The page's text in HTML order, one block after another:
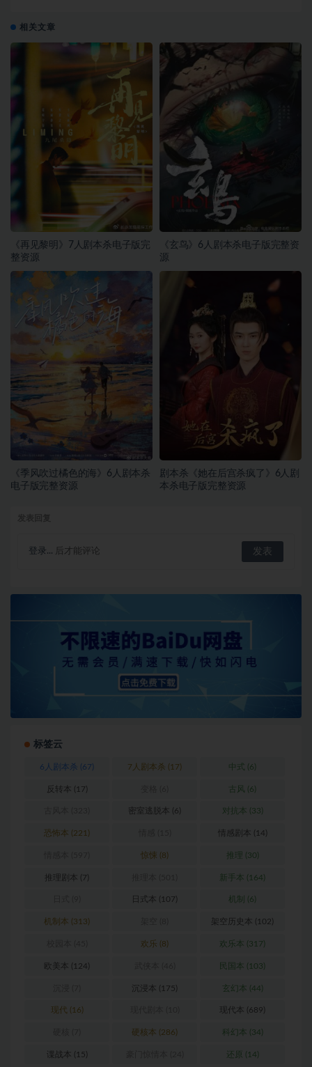
相关文章
《再见黎明》7人剧本杀电子版完
整资源
《玄鸟》6人剧本杀电子版完整资
源
《季风吹过橘色的海》6人剧本杀
电子版完整资源
剧本杀《她在后宫杀疯了》6人剧
本杀电子版完整资源
登录... 后才能评论
标签云
6人剧本杀 (67) 7人剧本杀 (17) 中式 (6)
反转本 (17) 古风 (6)
密室逃脱本 (6) 对抗本 (33)
恐怖本 (221) 情感剧本 (14)
惊悚 (8) 推理 (30)
推理剧本 (7) 新手本 (164)
日式本 (107) 机制 (6)
机制本 (313) 架空历史本 (102)
欢乐 (8) 欢乐本 (317)
欧美本 (124) 民国本 (103)
沉浸本 (175) 玄幻本 (44)
现代 (16) 现代本 (689)
硬核本 (286) 科幻本 (34)
谍战本 (15) 还原 (14)